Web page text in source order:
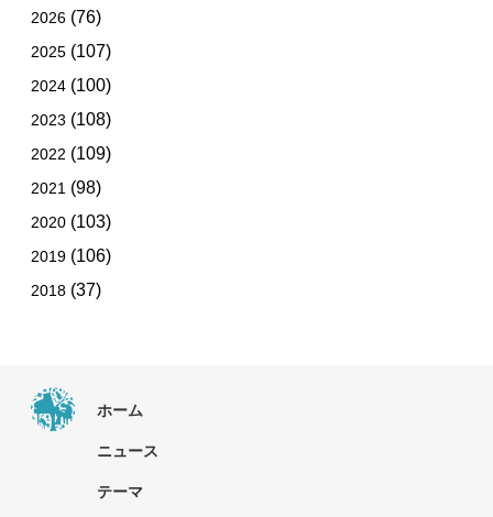
2026 (76)
2025 (107)
2024 (100)
2023 (108)
2022 (109)
2021 (98)
2020 (103)
2019 (106)
2018 (37)
ホーム
ニュース
テーマ